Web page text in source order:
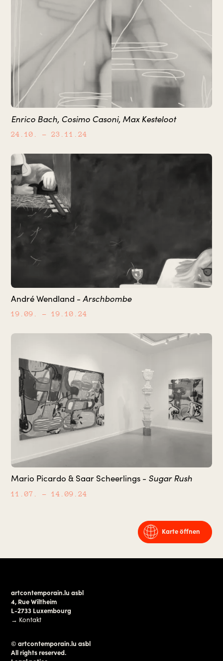
Enrico Bach, Cosimo Casoni, Max Kesteloot
24.10. – 23.11.24
André Wendland -Arschbombe
19.09. – 19.10.24
Mario Picardo & Saar Scheerlings - Sugar Rush
11.07. – 14.09.24
Karte öffnen
artcontemporain.lu asbl
4, Rue Wiltheim
L-2733 Luxembourg
→ Kontakt
© artcontemporain.lu asbl
All rights reserved.